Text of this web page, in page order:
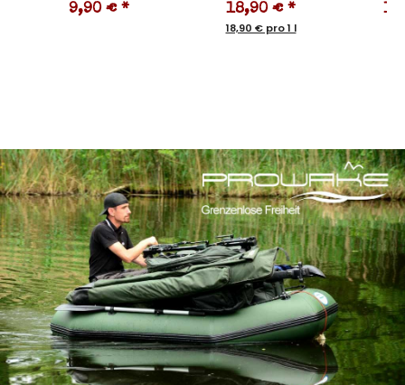
9,90 € * 18,90 € *
18,90 € pro 1 l